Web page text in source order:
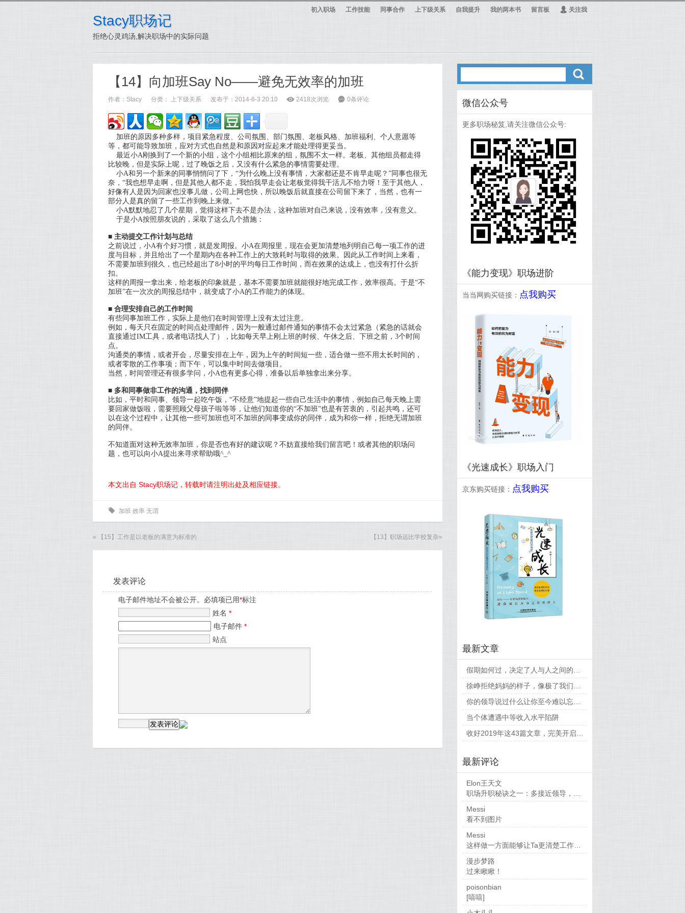
Stacy职场记
拒绝心灵鸡汤,解决职场中的实际问题
初入职场 工作技能 同事合作 上下级关系 自我提升 我的两本书 留言板 Ą 关注我
【14】向加班Say No——避免无效率的加班
作者： Stacy 分类： 上下级关系 发布于：2014-6-3 20:10 ė 2418次浏览 6 0条评论
加班的原因多种多样，项目紧急程度、公司氛围、部门氛围、老板风格、加班福利、个人意愿等
等，都可能导致加班，应对方式也自然是和原因对应起来才能处理得更妥当。
最近小A刚换到了一个新的小组，这个小组相比原来的组，氛围不太一样。老板、其他组员都走得
比较晚，但是实际上呢，过了晚饭之后，又没有什么紧急的事情需要处理。
小A和另一个新来的同事悄悄问了下，“为什么晚上没有事情，大家都还是不肯早走呢？”同事也很无
奈，“我也想早走啊，但是其他人都不走，我怕我早走会让老板觉得我干活儿不给力呀！至于其他人，
好像有人是因为回家也没事儿做，公司上网也快，所以晚饭后就直接在公司留下来了，当然，也有一
部分人是真的留了一些工作到晚上来做。”
小A默默地忍了几个星期，觉得这样下去不是办法，这种加班对自己来说，没有效率，没有意义。
于是小A按照朋友说的，采取了这么几个措施：
■ 主动提交工作计划与总结
之前说过，小A有个好习惯，就是发周报。小A在周报里，现在会更加清楚地列明自己每一项工作的进
度与目标，并且给出了一个星期内在各种工作上的大致耗时与取得的效果。因此从工作时间上来看，
不需要加班到很久，也已经超出了8小时的平均每日工作时间，而在效果的达成上，也没有打什么折
扣。
这样的周报一拿出来，给老板的印象就是，基本不需要加班就能很好地完成工作，效率很高。于是“不
加班”在一次次的周报总结中，就变成了小A的工作能力的体现。
■ 合理安排自己的工作时间
有些同事加班工作，实际上是他们在时间管理上没有太过注意。
例如，每天只在固定的时间点处理邮件，因为一般通过邮件通知的事情不会太过紧急（紧急的话就会
直接通过IM工具，或者电话找人了），比如每天早上刚上班的时候、午休之后、下班之前，3个时间
点。
沟通类的事情，或者开会，尽量安排在上午，因为上午的时间短一些，适合做一些不用太长时间的，
或者零散的工作事项；而下午，可以集中时间去做项目。
当然，时间管理还有很多学问，小A也有更多心得，准备以后单独拿出来分享。
■ 多和同事做非工作的沟通，找到同伴
比如，平时和同事、领导一起吃午饭，“不经意”地提起一些自己生活中的事情，例如自己每天晚上需
要回家做饭啦，需要照顾父母孩子啦等等，让他们知道你的“不加班”也是有苦衷的，引起共鸣，还可
以在这个过程中，让其他一些可加班也可不加班的同事变成你的同伴，成为和你一样，拒绝无谓加班
的同伴。
不知道面对这种无效率加班，你是否也有好的建议呢？不妨直接给我们留言吧！或者其他的职场问
题，也可以向小A提出来寻求帮助哦^_^
本文出自 Stacy职场记，转载时请注明出处及相应链接。
0 加班 效率 无谓
« 【15】工作是以老板的满意为标准的 【13】职场远比学校复杂»
发表评论
电子邮件地址不会被公开。必填项已用*标注
姓名 *
电子邮件 *
站点
ő
微信公众号
更多职场秘笈,请关注微信公众号:
《能力变现》职场进阶
当当网购买链接： 点我购买
《光速成长》职场入门
京东购买链接： 点我购买
最新文章
当个体遭遇中等收入水平陷阱
最新评论
Elon王天文
职场升职秘诀之一：多接近领导，当然，多做...
Messi
看不到图片
Messi
这样做一方面能够让Ta更清楚工作要求，也...
漫步梦路
过来瞅瞅！
poisonbian
[嘻嘻]